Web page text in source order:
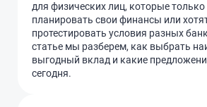
для физических лиц, которые
планировать свои финансы или
протестировать условия разных
статье мы разберем, как выбрать
выгодный вклад и какие
сегодня.